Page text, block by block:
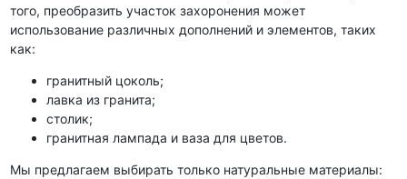
того, преобразить участок захоронения может
использование различных дополнений и элементов, таких
как:
гранитный цоколь;
лавка из гранита;
столик;
гранитная лампада и ваза для цветов.
Мы предлагаем выбирать только натуральные материалы: